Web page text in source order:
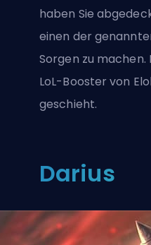
haben Sie
einen der
Sorgen zu machen.
LoL-Booster von
geschieht.
Darius